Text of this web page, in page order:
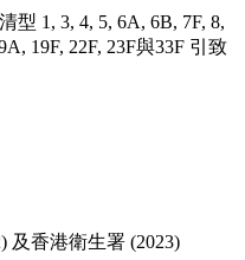
1, 3, 4, 5, 6A, 6B, 7F, 8,
19F, 22F, 23F與33F 引致
及香港衛生署 (2023)